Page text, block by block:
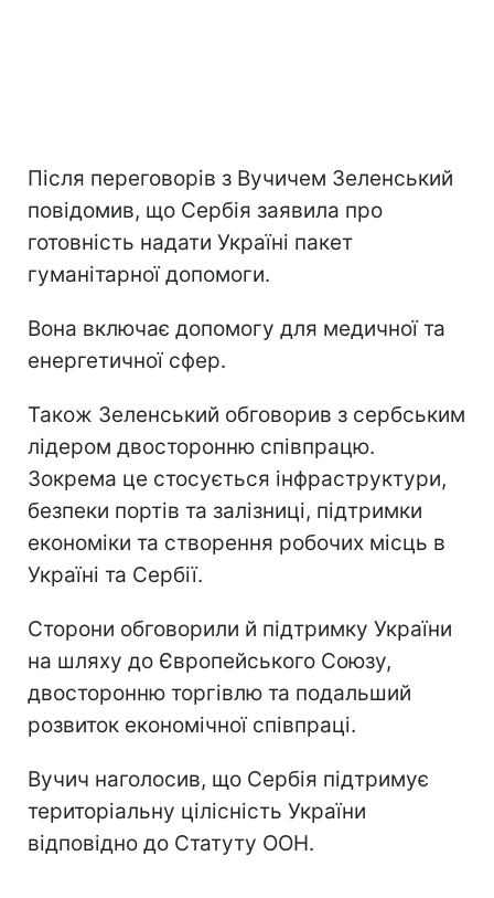
Після переговорів з Вучичем Зеленський
повідомив, що Сербія заявила про
готовність надати Україні пакет
гуманітарної допомоги.
Вона включає допомогу для медичної та
енергетичної сфер.
Також Зеленський обговорив з сербським
лідером двосторонню співпрацю.
Зокрема це стосується інфраструктури,
безпеки портів та залізниці, підтримки
економіки та створення робочих місць в
Україні та Сербії.
Сторони обговорили й підтримку України
на шляху до Європейського Союзу,
двосторонню торгівлю та подальший
розвиток економічної співпраці.
Вучич наголосив, що Сербія підтримує
територіальну цілісність України
відповідно до Статуту ООН.